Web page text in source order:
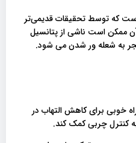
که توسط تحقیقات قدیمی‌تر
ممکن است ناشی از پتانسیل
به شعله ور شدن می شود.
خوبی برای کاهش التهاب در
کنترل چربی کمک کند.